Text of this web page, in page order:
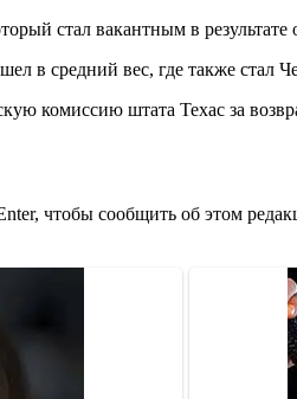
стал вакантным в
в средний вес, где также стал
комиссию штата Техас за
чтобы сообщить об этом